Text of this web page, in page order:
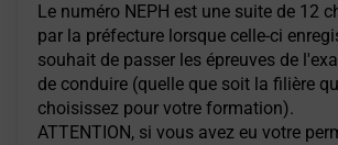
Le numéro NEPH est une suite de 12
par la préfecture lorsque celle-ci
souhait de passer les épreuves de
de conduire (quelle que soit la filière
choisissez pour votre formation).
ATTENTION, si vous avez eu votre